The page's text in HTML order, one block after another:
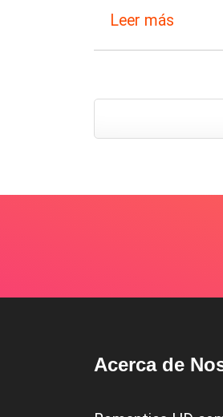
Leer más
Acerca de